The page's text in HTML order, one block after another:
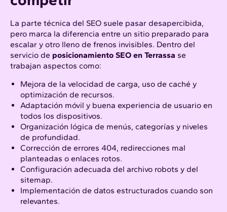
La parte técnica del SEO suele pasar desapercibida,
pero marca la diferencia entre un sitio preparado para
escalar y otro lleno de frenos invisibles. Dentro del
servicio de posicionamiento SEO en Terrassa se
trabajan aspectos como:
Mejora de la velocidad de carga, uso de caché y
optimización de recursos.
Adaptación móvil y buena experiencia de usuario en
todos los dispositivos.
Organización lógica de menús, categorías y niveles
de profundidad.
Corrección de errores 404, redirecciones mal
planteadas o enlaces rotos.
Configuración adecuada del archivo robots y del
sitemap.
Implementación de datos estructurados cuando son
relevantes.